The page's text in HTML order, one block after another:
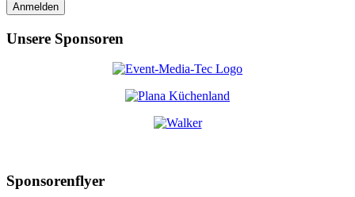
Anmelden
Unsere Sponsoren
Sponsorenflyer